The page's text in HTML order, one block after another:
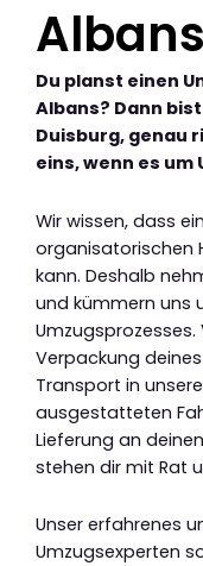
Albans
Du planst einen
Albans? Dann
Duisburg, genau
eins, wenn es um
Wir wissen, dass
organisatorischen
kann. Deshalb
und kümmern uns
Verpackung
Transport in
ausgestatteten
Lieferung an
stehen dir mit Rat
Unser erfahrenes
Umzugsexperten